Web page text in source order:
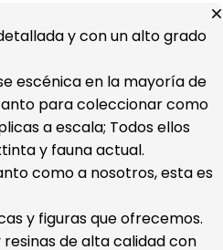
y con un alto grado
escénica en la mayoría de
para coleccionar como
a escala; Todos ellos
y fauna actual.
como a nosotros, esta es
y figuras que ofrecemos.
resinas de alta calidad con